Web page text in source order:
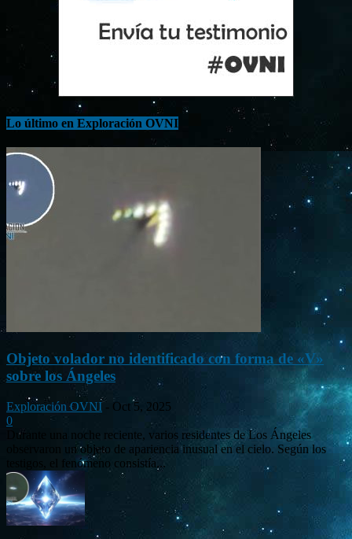
Lo último en Exploración OVNI
Objeto volador no identificado con forma de «V»
sobre los Ángeles
Exploración OVNI - Oct 5, 2025
0
Durante una noche reciente, varios residentes de Los Ángeles
observaron un objeto de apariencia inusual en el cielo. Según los
testigos, el fenómeno consistía...